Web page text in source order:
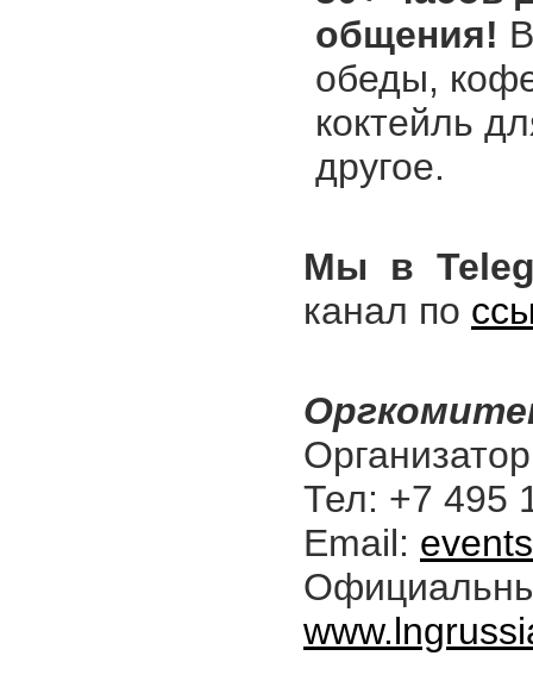
общения!
обеды,
коктейль
другое.
Мы в
канал по
Тел: +7 495
Email: